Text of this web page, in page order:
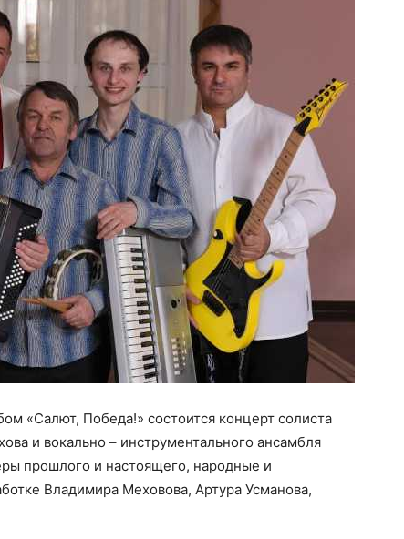
«Салют, Победа!» состоится концерт солиста
и вокально – инструментального ансамбля
прошлого и настоящего, народные и
Владимира Меховова, Артура Усманова,